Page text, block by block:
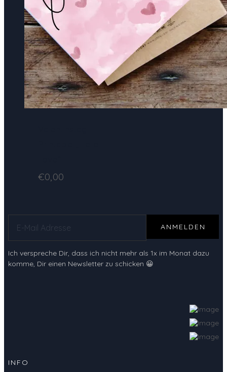
€0,00
ANMELDEN
Ich verspreche Dir, dass ich nicht mehr als 1x im Monat dazu
komme, Dir einen Newsletter zu schicken 😀
INFO